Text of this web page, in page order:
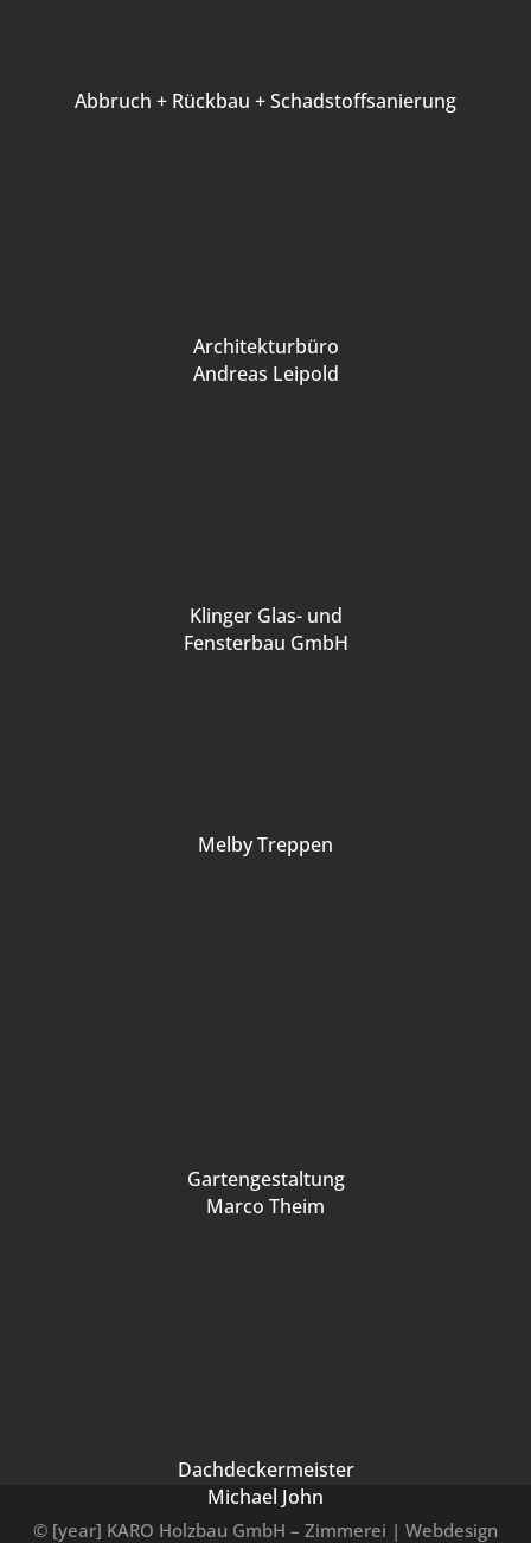
Abbruch + Rückbau + Schadstoffsanierung
Architekturbüro
Andreas Leipold
Klinger Glas- und
Fensterbau GmbH
Melby Treppen
Gartengestaltung
Marco Theim
Dachdeckermeister
Michael John
© [year] KARO Holzbau GmbH – Zimmerei | Webdesign